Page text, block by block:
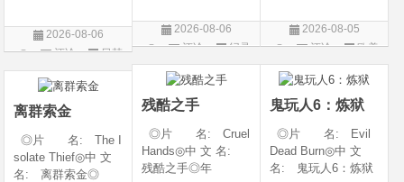
A Shop for Killers S
2 / A Shop for Killers
代: 2026◎产
地: 韩国
2026-08-06
评论
日韩
剧
名: 幸存地球◎
年 代: 2026◎
类 别: 纪录片
◎语 言: 英语
◎上映
2026-08-06
评论
纪录
片
6◎产 地: 美国
◎类 别: 剧情 /
英语◎上映日期: 2
026-07-15(美国)
2026-08-05
评论
欧美
剧
残酷之手
◎片 名: Cruel
Hands◎中 文 名:
残酷之手◎年
鬼玩人6：炼狱
◎片 名: Evil
Dead Burn◎中 文
名: 鬼玩人6：炼狱
离群索金
◎片 名: The I
solate Thief◎中 文
名: 离群索金◎